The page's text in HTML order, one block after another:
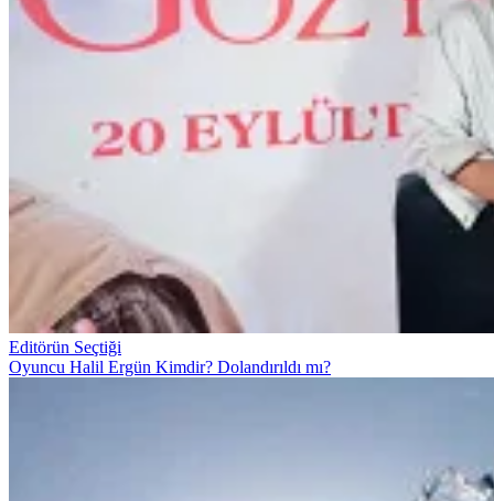
Editörün Seçtiği
Oyuncu Halil Ergün Kimdir? Dolandırıldı mı?